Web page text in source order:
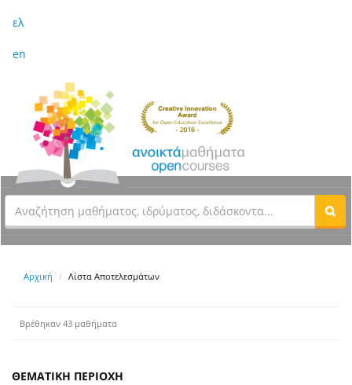
ελ
en
Αρχική Λίστα Αποτελεσμάτων
Βρέθηκαν 43 μαθήματα
ΘΕΜΑΤΙΚΗ ΠΕΡΙΟΧΗ